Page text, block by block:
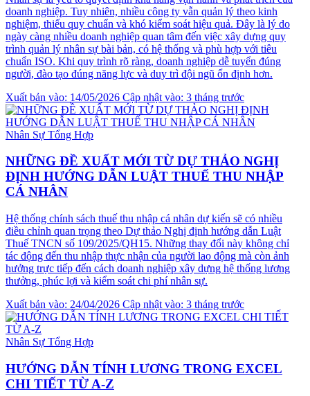
doanh nghiệp. Tuy nhiên, nhiều công ty vẫn quản lý theo kinh
nghiệm, thiếu quy chuẩn và khó kiểm soát hiệu quả. Đây là lý do
ngày càng nhiều doanh nghiệp quan tâm đến việc xây dựng quy
trình quản lý nhân sự bài bản, có hệ thống và phù hợp với tiêu
chuẩn ISO. Khi quy trình rõ ràng, doanh nghiệp dễ tuyển đúng
người, đào tạo đúng năng lực và duy trì đội ngũ ổn định hơn.
Xuất bản vào: 14/05/2026 Cập nhật vào: 3 tháng trước
Nhân Sự Tổng Hợp
NHỮNG ĐỀ XUẤT MỚI TỪ DỰ THẢO NGHỊ
ĐỊNH HƯỚNG DẪN LUẬT THUẾ THU NHẬP
CÁ NHÂN
Hệ thống chính sách thuế thu nhập cá nhân dự kiến sẽ có nhiều
điều chỉnh quan trọng theo Dự thảo Nghị định hướng dẫn Luật
Thuế TNCN số 109/2025/QH15. Những thay đổi này không chỉ
tác động đến thu nhập thực nhận của người lao động mà còn ảnh
hưởng trực tiếp đến cách doanh nghiệp xây dựng hệ thống lương
thưởng, phúc lợi và kiểm soát chi phí nhân sự.
Xuất bản vào: 24/04/2026 Cập nhật vào: 3 tháng trước
Nhân Sự Tổng Hợp
HƯỚNG DẪN TÍNH LƯƠNG TRONG EXCEL
CHI TIẾT TỪ A-Z